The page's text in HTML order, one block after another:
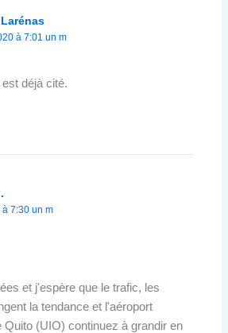
à 7:01 un m
déjà cité.
à 7:30 un m
et j'espère que le trafic, les
la tendance et l'aéroport
Quito (UIO) continuez à grandir en